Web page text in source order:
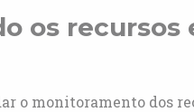
os recursos
o monitoramento dos